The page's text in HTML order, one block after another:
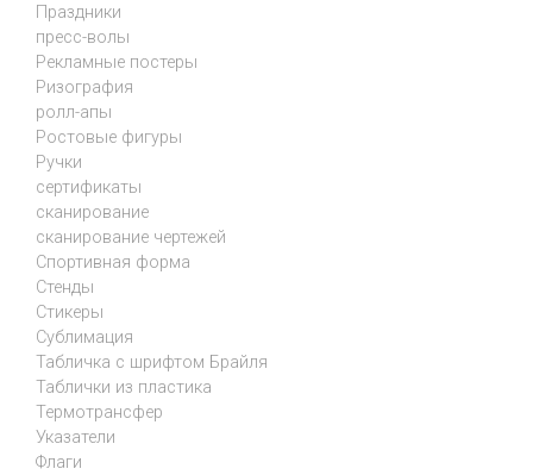
Праздники
пресс-волы
Рекламные постеры
Ризография
ролл-апы
Ростовые фигуры
Ручки
сертификаты
сканирование
сканирование чертежей
Спортивная форма
Стенды
Стикеры
Сублимация
Табличка с шрифтом Брайля
Таблички из пластика
Термотрансфер
Указатели
Флаги